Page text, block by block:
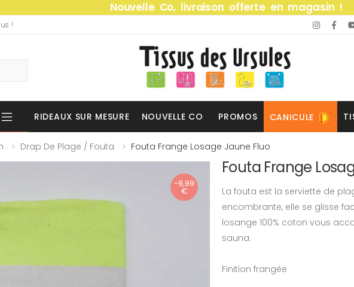
Nouvelle Co, livraison offerte en magasin !
!
RIDEAUX SUR MESURE NOUVELLE CO PROMOS CANICULE
Drap De Plage / Fouta Fouta Frange Losage Jaune Fluo
-9,99
€
Fouta Frange
La fouta est la serviette de
encombrante, elle se glisse
losange 100% coton vous
sauna.
Finition frangée